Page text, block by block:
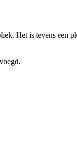
Het is tevens een